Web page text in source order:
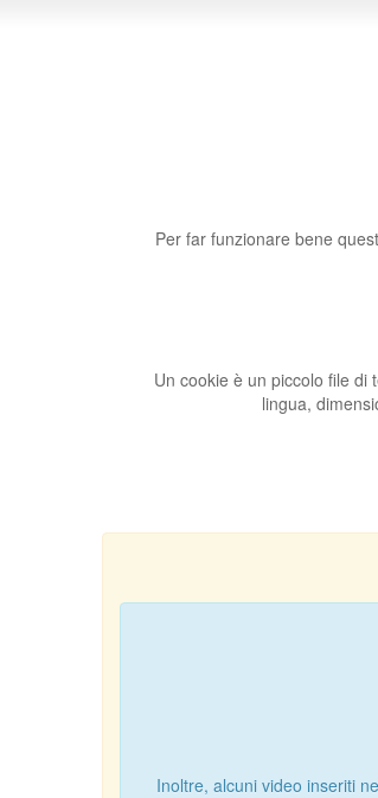
Per far funzionare bene
Un cookie è un piccolo file di
lingua,
Inoltre, alcuni video inseriti